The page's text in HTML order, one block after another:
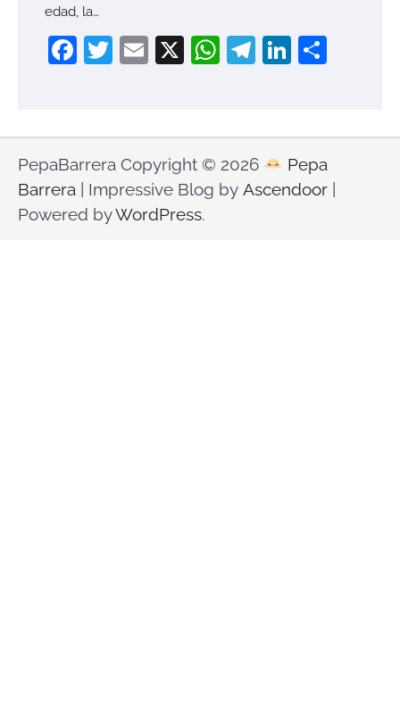
edad, la…
Facebook
Twitter
Email
X WhatsApp
Telegram
PepaBarrera Copyright © 2026
Pepa
Barrera | Impressive Blog by Ascendoor
Powered byWordPress.